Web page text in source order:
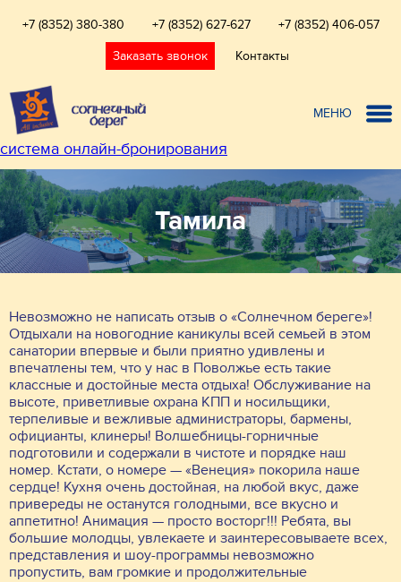
+7 (8352) 380-380 +7 (8352) 627-627 +7 (8352) 406-057
Заказать звонок Контакты
МЕНЮ
система онлайн-бронирования
Тамила
Невозможно не написать отзыв о «Солнечном береге»!
Отдыхали на новогодние каникулы всей семьей в этом
санатории впервые и были приятно удивлены и
впечатлены тем, что у нас в Поволжье есть такие
классные и достойные места отдыха! Обслуживание на
высоте, приветливые охрана КПП и носильщики,
терпеливые и вежливые администраторы, бармены,
официанты, клинеры! Волшебницы-горничные
подготовили и содержали в чистоте и порядке наш
номер. Кстати, о номере — «Венеция» покорила наше
сердце! Кухня очень достойная, на любой вкус, даже
привереды не останутся голодными, все вкусно и
аппетитно! Анимация — просто восторг!!! Ребята, вы
большие молодцы, увлекаете и заинтересовываете всех,
представления и шоу-программы невозможно
пропустить, вам громкие и продолжительные